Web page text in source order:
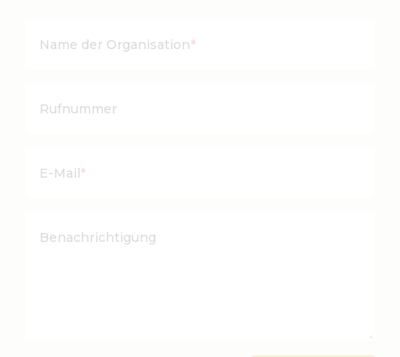
Name der Organisation*
Rufnummer
E-Mail*
Benachrichtigung